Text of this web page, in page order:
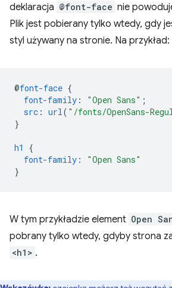
deklaracja @font-face nie
Plik jest pobierany tylko wtedy, gdy
styl używany na stronie. Na przykład:
@font-face {
font-family : "Open Sans" ;
src : url ( "/fonts/OpenSans-
}
h1
{
font-family :
"Open Sans"
}
W tym przykładzie element Open
pobrany tylko wtedy, gdyby strona
<h1> .